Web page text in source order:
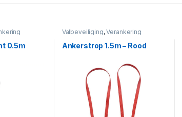
0.5m
Valbeveiliging,Verankering
Ankerstrop 1.5m – Rood